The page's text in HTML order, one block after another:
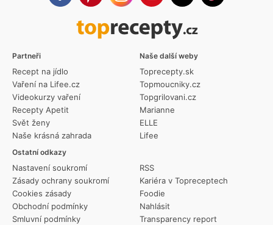
Partneři
Recept na jídlo
Vaření na Lifee.cz
Videokurzy vaření
Recepty Apetit
Svět ženy
Naše krásná zahrada
Ostatní odkazy
Nastavení soukromí
Zásady ochrany soukromí
Cookies zásady
Obchodní podmínky
Smluvní podmínky
RSS
Kariéra v Topreceptech
Foodie
Nahlásit
Transparency report
Naše další weby
Toprecepty.sk
Topmoucniky.cz
Topgrilovani.cz
Marianne
ELLE
Lifee